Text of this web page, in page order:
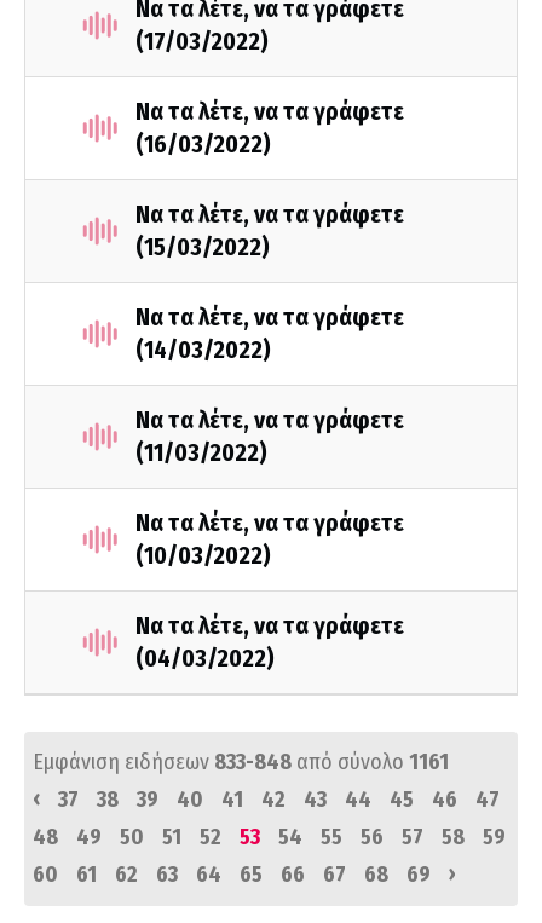
Να τα λέτε, να τα γράφετε
(17/03/2022)
Να τα λέτε, να τα γράφετε
(16/03/2022)
Να τα λέτε, να τα γράφετε
(15/03/2022)
Να τα λέτε, να τα γράφετε
(14/03/2022)
Να τα λέτε, να τα γράφετε
(11/03/2022)
Να τα λέτε, να τα γράφετε
(10/03/2022)
Να τα λέτε, να τα γράφετε
(04/03/2022)
Εμφάνιση ειδήσεων 833-848 από σύνολο 1161
‹
37 38 39 40 41 42 43 44 45 46
47
48
49 50 51 52 53 54 55 56 57 58
59
60
61 62 63 64 65 66 67 68 69 ›